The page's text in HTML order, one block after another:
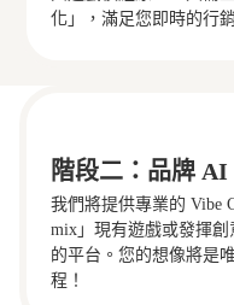
化」，滿足您即時的行
階段二：品牌
我們將提供專業的 Vibe
mix」現有遊戲或發揮
的平台。您的想像將是
程！